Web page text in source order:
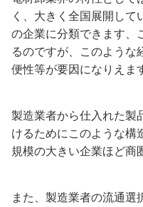
く、大きく全国展開し
の企業に分類できます、
るのですが、このような
便性等が要因になりえま
製造業者から仕入れた製
けるためにこのような構
規模の大きい企業ほど商
また、製造業者の流通選